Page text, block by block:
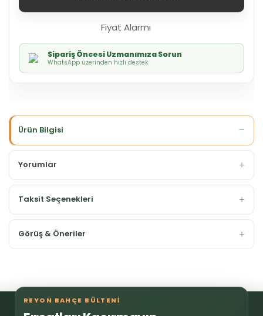
Fiyat Alarmı
Sipariş Öncesi Uzmanımıza Sorun
WhatsApp üzerinden hızlı destek
Ürün Bilgisi
Yorumlar
Taksit Seçenekleri
Görüş & Öneriler
REYON BAHÇE BÜLTENİ